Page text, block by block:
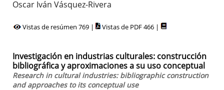
Oscar Iván Vásquez-Rivera
Vistas de resúmen 769 | Vistas de PDF 466 |
Investigación en industrias culturales: construcción
bibliográfica y aproximaciones a su uso conceptual
Research in cultural industries: bibliographic construction
and approaches to its conceptual use